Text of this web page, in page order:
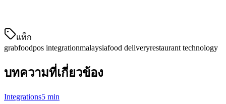
แท็ก
grabfoodpos integrationmalaysiafood deliveryrestaurant technology
บทความที่เกี่ยวข้อง
Integrations5 min